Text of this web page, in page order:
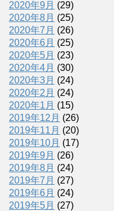
2020年9月 (29)
2020年8月 (25)
2020年7月 (26)
2020年6月 (25)
2020年5月 (23)
2020年4月 (30)
2020年3月 (24)
2020年2月 (24)
2020年1月 (15)
2019年12月 (26)
2019年11月 (20)
2019年10月 (17)
2019年9月 (26)
2019年8月 (24)
2019年7月 (27)
2019年6月 (24)
2019年5月 (27)